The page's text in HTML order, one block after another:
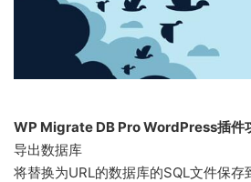
WP Migrate DB Pro WordPress插件
导出数据库
将替换为URL的数据库的SQL文件保存